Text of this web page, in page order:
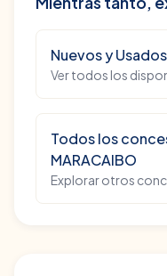
Nuevos y Usados
Ver todos los
Todos los
MARACAIBO
Explorar otros